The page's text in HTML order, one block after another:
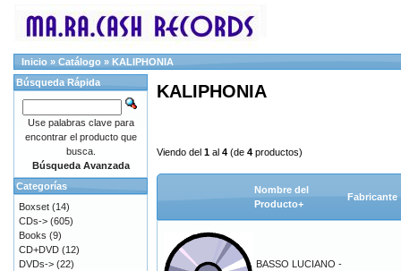
Inicio » Catálogo » KALIPHONIA
KALIPHONIA
Viendo del 1 al 4 (de 4 productos)
Nombre del
Producto+
Fabricante
BASSO LUCIANO -
Búsqueda Rápida
Use palabras clave para
encontrar el producto que
busca.
Búsqueda Avanzada
Categorías
Boxset (14)
CDs-> (605)
Books (9)
CD+DVD (12)
DVDs-> (22)